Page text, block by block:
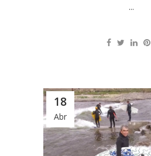
...
18
Abr